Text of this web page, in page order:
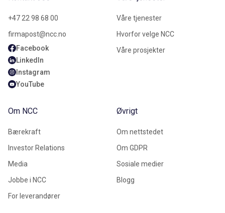
+47 22 98 68 00
firmapost@ncc.no
Facebook
LinkedIn
Instagram
YouTube
Våre tjenester
Hvorfor velge NCC
Våre prosjekter
Om NCC
Bærekraft
Investor Relations
Media
Jobbe i NCC
For leverandører
Øvrigt
Om nettstedet
Om GDPR
Sosiale medier
Blogg